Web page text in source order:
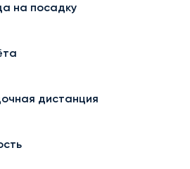
на посадку
дистанция